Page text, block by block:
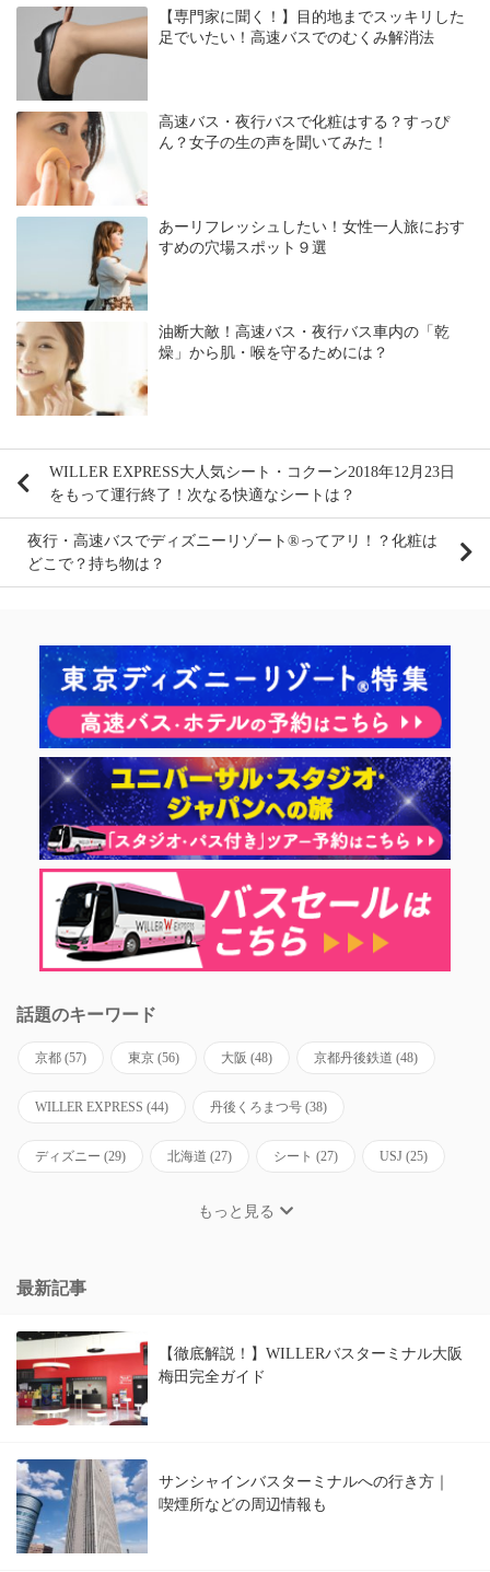
【専門家に聞く！】目的地までスッキリした
足でいたい！高速バスでのむくみ解消法
高速バス・夜行バスで化粧はする？すっぴ
ん？女子の生の声を聞いてみた！
あーリフレッシュしたい！女性一人旅におす
すめの穴場スポット９選
油断大敵！高速バス・夜行バス車内の「乾
燥」から肌・喉を守るためには？
WILLER EXPRESS大人気シート・コクーン2018年12月23日
をもって運行終了！次なる快適なシートは？
夜行・高速バスでディズニーリゾート®ってアリ！？化粧は
どこで？持ち物は？
話題のキーワード
京都 (57) 東京 (56) 大阪 (48) 京都丹後鉄道 (48)
WILLER EXPRESS (44) 丹後くろまつ号 (38)
ディズニー (29) 北海道 (27) シート (27) USJ (25)
もっと見る
最新記事
【徹底解説！】WILLERバスターミナル大阪
梅田完全ガイド
サンシャインバスターミナルへの行き方｜
喫煙所などの周辺情報も